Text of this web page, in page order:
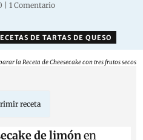
1 Comentario
DE TARTAS DE QUESO
la Receta de Cheesecake con tres frutos secos
receta
de limónen